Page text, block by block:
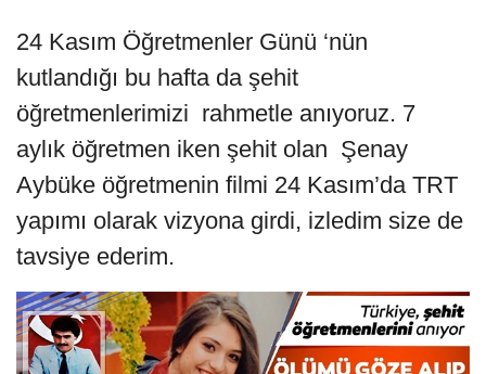
24 Kasım Öğretmenler Günü ‘nün
kutlandığı bu hafta da şehit
öğretmenlerimizi rahmetle anıyoruz. 7
aylık öğretmen iken şehit olan Şenay
Aybüke öğretmenin filmi 24 Kasım’da TRT
yapımı olarak vizyona girdi, izledim size de
tavsiye ederim.